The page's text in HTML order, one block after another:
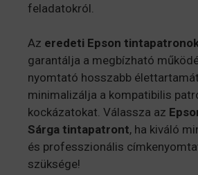
feladatokról.
Az eredeti Epson
garantálja a megbízható
nyomtató hosszabb
minimalizálja a kompatibilis
kockázatokat. Válassza az
Sárga tintapatront, ha kiváló
és professzionális
szüksége!